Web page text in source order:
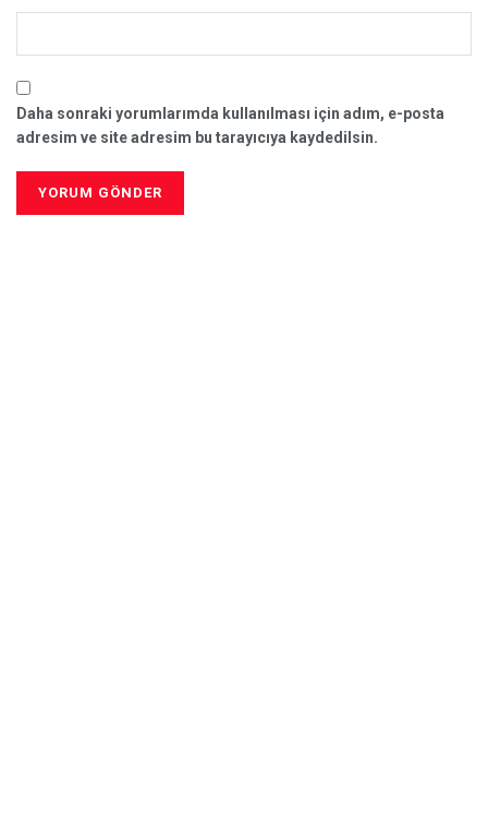
Daha sonraki yorumlarımda kullanılması için adım, e-posta
adresim ve site adresim bu tarayıcıya kaydedilsin.